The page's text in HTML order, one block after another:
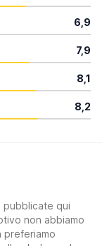
6,9
7,9
8,1
8,2
pubblicate qui
non abbiamo
preferiamo